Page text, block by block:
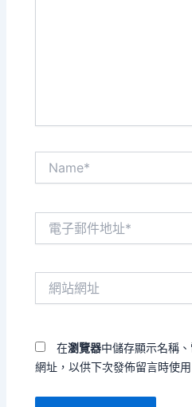
在瀏覽器中儲存顯示名稱
網址，以供下次發佈留言時使用